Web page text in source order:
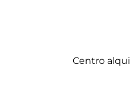
Centro